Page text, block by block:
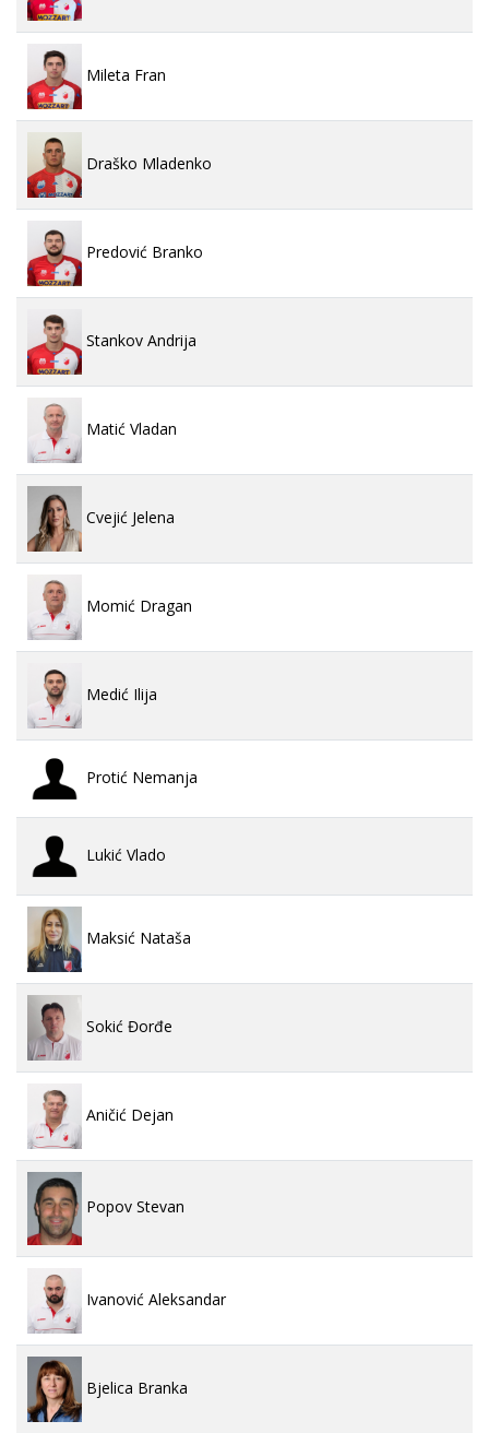
Mileta Fran
Draško Mladenko
Predović Branko
Stankov Andrija
Matić Vladan
Cvejić Jelena
Momić Dragan
Medić Ilija
Protić Nemanja
Lukić Vlado
Maksić Nataša
Sokić Đorđe
Aničić Dejan
Popov Stevan
Ivanović Aleksandar
Bjelica Branka